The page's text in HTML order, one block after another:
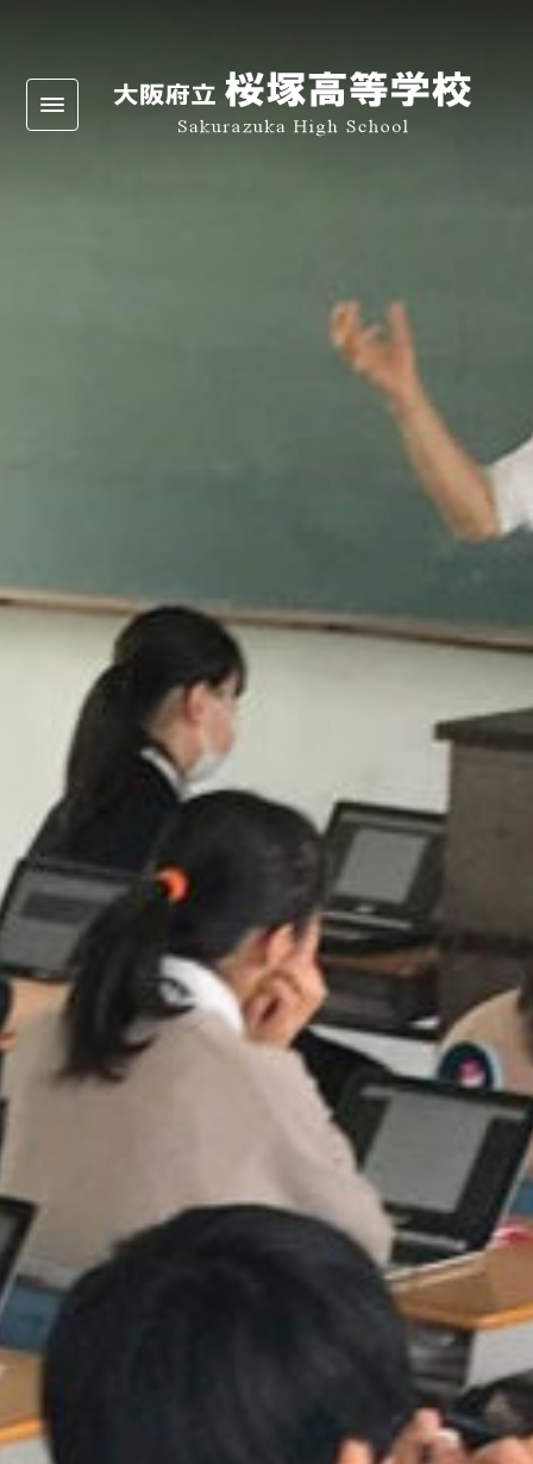
/home/sakurazuka/sakurazuka.ed.jp/public_html/wp-conten
t/themes/sakurazuka_2020/header.php